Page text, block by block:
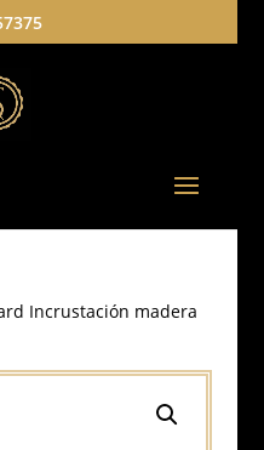
Incrustación madera